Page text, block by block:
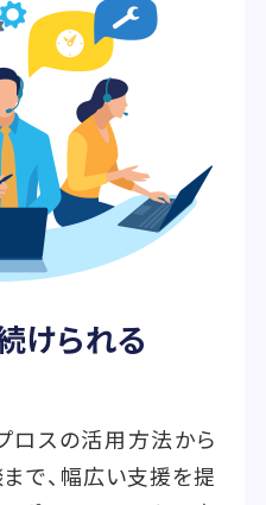
けられる
ロスの活用方法から
で、幅広い支援を提